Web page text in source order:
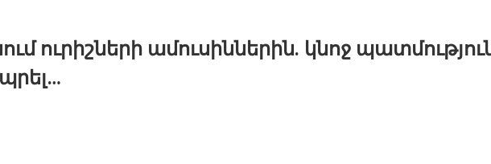
ուրիշների ամուսիններին. կնոջ